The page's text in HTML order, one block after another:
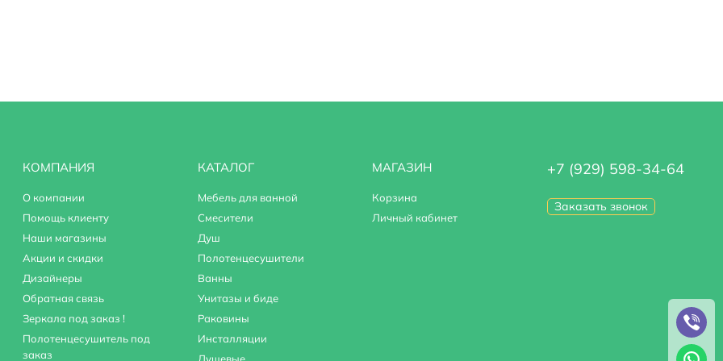
душевой шланг, эксцентрики, аэратор, держатель для душевой лейки
КОМПАНИЯ
О компании
Помощь клиенту
Наши магазины
Акции и скидки
Дизайнеры
Обратная связь
Зеркала под заказ !
Полотенцесушитель под
заказ
КАТАЛОГ
Мебель для ванной
Смесители
Душ
Полотенцесушители
Ванны
Унитазы и биде
Раковины
Инсталляции
МАГАЗИН
Корзина
Личный кабинет
+7 (929) 598-34-64
Заказать звонок